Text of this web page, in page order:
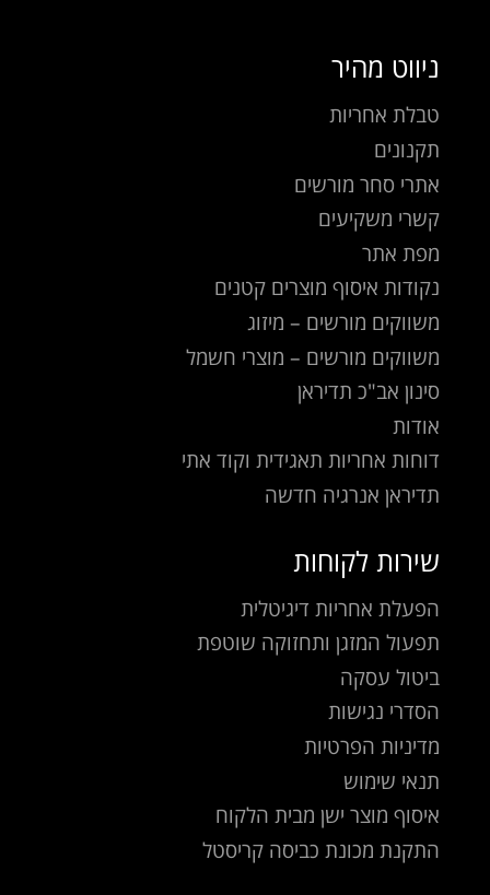
ניווט מהיר
טבלת אחריות
תקנונים
אתרי סחר מורשים
קשרי משקיעים
מפת אתר
נקודות איסוף מוצרים קטנים
משווקים מורשים – מיזוג
משווקים מורשים – מוצרי חשמל
סינון אב"כ תדיראן
אודות
דוחות אחריות תאגידית וקוד אתי
תדיראן אנרגיה חדשה
שירות לקוחות
הפעלת אחריות דיגיטלית
תפעול המזגן ותחזוקה שוטפת
ביטול עסקה
הסדרי נגישות
מדיניות הפרטיות
תנאי שימוש
איסוף מוצר ישן מבית הלקוח
התקנת מכונת כביסה קריסטל